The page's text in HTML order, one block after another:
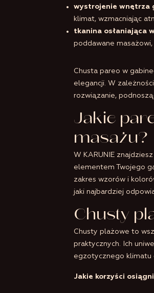
wystrojenie wnętrza
klimat, wzmacniając
tkanina osłaniająca
poddawane
Chusta pareo w
elegancji. W
rozwiązanie,
Jakie
masażu?
W KARUNIE
elementem Twojego
zakres wzorów i
jaki najbardziej
Chusty
Chusty plażowe to
praktycznych. Ich
egzotycznego klimatu
Jakie korzyści